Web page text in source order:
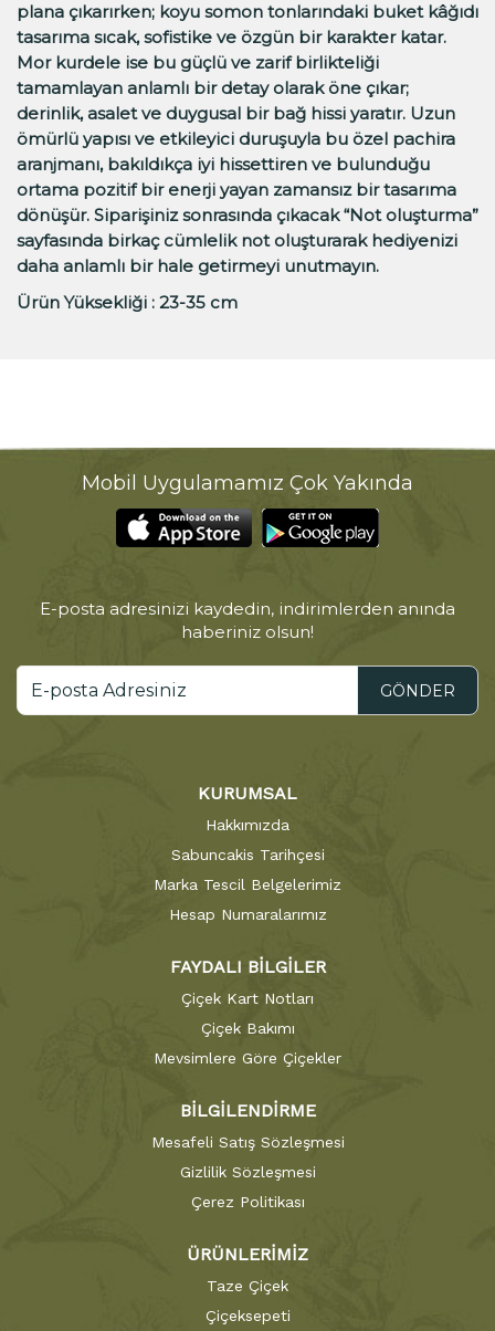
plana çıkarırken; koyu somon tonlarındaki buket kâğıdı
tasarıma sıcak, sofistike ve özgün bir karakter katar.
Mor kurdele ise bu güçlü ve zarif birlikteliği
tamamlayan anlamlı bir detay olarak öne çıkar;
derinlik, asalet ve duygusal bir bağ hissi yaratır. Uzun
ömürlü yapısı ve etkileyici duruşuyla bu özel pachira
aranjmanı, bakıldıkça iyi hissettiren ve bulunduğu
ortama pozitif bir enerji yayan zamansız bir tasarıma
dönüşür. Siparişiniz sonrasında çıkacak “Not oluşturma”
sayfasında birkaç cümlelik not oluşturarak hediyenizi
daha anlamlı bir hale getirmeyi unutmayın.
Ürün Yüksekliği : 23-35 cm
Mobil Uygulamamız Çok Yakında
E-posta adresinizi kaydedin, indirimlerden anında
haberiniz olsun!
GÖNDER
KURUMSAL
Hakkımızda
Sabuncakis Tarihçesi
Marka Tescil Belgelerimiz
Hesap Numaralarımız
FAYDALI BİLGİLER
Çiçek Kart Notları
Çiçek Bakımı
Mevsimlere Göre Çiçekler
BİLGİLENDİRME
Mesafeli Satış Sözleşmesi
Gizlilik Sözleşmesi
Çerez Politikası
ÜRÜNLERİMİZ
Taze Çiçek
Çiçeksepeti